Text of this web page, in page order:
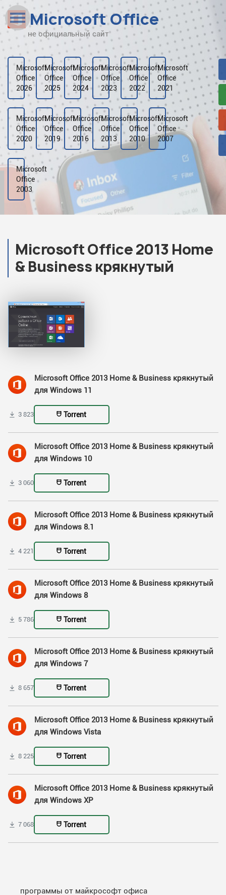
Наверх
Рейтинг
Видео
Галерея
Microsoft Office
не официальный сайт
Microsoft
Office
2026
Microsoft
Office
2025
Microsoft
Office
2024
Microsoft
Office
2023
Microsoft
Office
2022
Microsoft
Office
2021
Microsoft
Office
2020
Microsoft
Office
2019
Microsoft
Office
2016
Microsoft
Office
2013
Microsoft
Office
2010
Microsoft
Office
2007
Microsoft
Office
2003
Microsoft Office 2013 Home
& Business крякнутый
Microsoft Office 2013 Home & Business крякнутый
для Windows 11
3 823 Torrent
Microsoft Office 2013 Home & Business крякнутый
для Windows 10
3 060 Torrent
Microsoft Office 2013 Home & Business крякнутый
для Windows 8.1
4 221 Torrent
Microsoft Office 2013 Home & Business крякнутый
для Windows 8
5 786 Torrent
Microsoft Office 2013 Home & Business крякнутый
для Windows 7
8 657 Torrent
Microsoft Office 2013 Home & Business крякнутый
для Windows Vista
8 225 Torrent
Microsoft Office 2013 Home & Business крякнутый
для Windows XP
7 068 Torrent
программы от майкрософт офиса